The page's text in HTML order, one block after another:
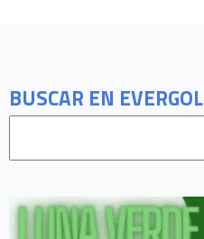
BUSCAR EN EVERGOL